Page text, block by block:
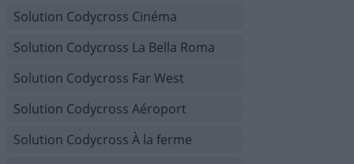
Solution Codycross Cinéma
Solution Codycross La Bella Roma
Solution Codycross Far West
Solution Codycross Aéroport
Solution Codycross À la ferme